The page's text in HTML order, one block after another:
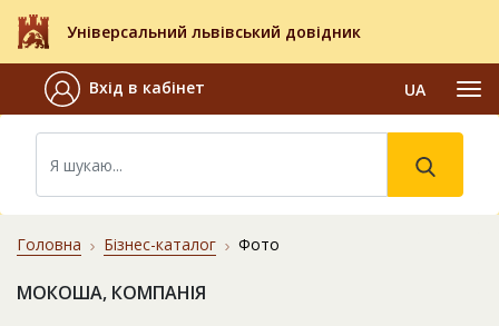
Універсальний львівський довідник
Вхід в кабінет UA
Головна Бізнес-каталог Фото
МОКОША, КОМПАНІЯ